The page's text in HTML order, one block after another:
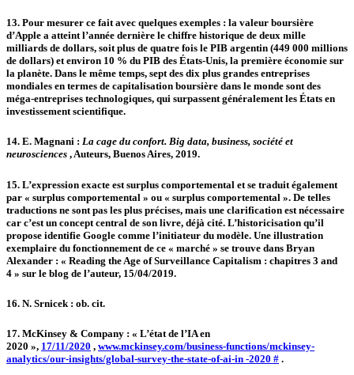
13. Pour mesurer ce fait avec quelques exemples : la valeur boursière
d’Apple a atteint l’année dernière le chiffre historique de deux mille
milliards de dollars, soit plus de quatre fois le PIB argentin (449 000 millions
de dollars) et environ 10 % du PIB des États-Unis, la première économie sur
la planète. Dans le même temps, sept des dix plus grandes entreprises
mondiales en termes de capitalisation boursière dans le monde sont des
méga-entreprises technologiques, qui surpassent généralement les États en
investissement scientifique.
14. E. Magnani : La cage du confort. Big data, business, société et
neurosciences , Auteurs, Buenos Aires, 2019.
15. L’expression exacte est surplus comportemental et se traduit également
par « surplus comportemental » ou « surplus comportemental ». De telles
traductions ne sont pas les plus précises, mais une clarification est nécessaire
car c’est un concept central de son livre, déjà cité. L’historicisation qu’il
propose identifie Google comme l’initiateur du modèle. Une illustration
exemplaire du fonctionnement de ce « marché » se trouve dans Bryan
Alexander : « Reading the Age of Surveillance Capitalism : chapitres 3 and
4 » sur le blog de l’auteur, 15/04/2019.
16. N. Srnicek : ob. cit.
17. McKinsey & Company : « L’état de l’IA en
2020 », 17/11/2020 , www.mckinsey.com/business-functions/mckinsey-
analytics/our-insights/global-survey-the-state-of-ai-in -2020 # .